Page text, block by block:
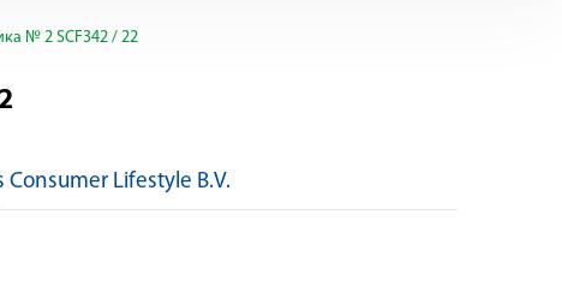
№ 2 SCF342 / 22
Consumer Lifestyle B.V.